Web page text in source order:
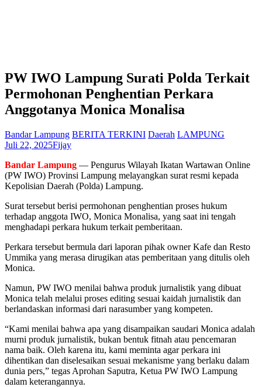
PW IWO Lampung Surati Polda Terkait
Permohonan Penghentian Perkara
Anggotanya Monica Monalisa
Bandar Lampung BERITA TERKINI Daerah LAMPUNG
Juli 22, 2025Fijay
Bandar Lampung — Pengurus Wilayah Ikatan Wartawan Online
(PW IWO) Provinsi Lampung melayangkan surat resmi kepada
Kepolisian Daerah (Polda) Lampung.
Surat tersebut berisi permohonan penghentian proses hukum
terhadap anggota IWO, Monica Monalisa, yang saat ini tengah
menghadapi perkara hukum terkait pemberitaan.
Perkara tersebut bermula dari laporan pihak owner Kafe dan Resto
Ummika yang merasa dirugikan atas pemberitaan yang ditulis oleh
Monica.
Namun, PW IWO menilai bahwa produk jurnalistik yang dibuat
Monica telah melalui proses editing sesuai kaidah jurnalistik dan
berlandaskan informasi dari narasumber yang kompeten.
“Kami menilai bahwa apa yang disampaikan saudari Monica adalah
murni produk jurnalistik, bukan bentuk fitnah atau pencemaran
nama baik. Oleh karena itu, kami meminta agar perkara ini
dihentikan dan diselesaikan sesuai mekanisme yang berlaku dalam
dunia pers,” tegas Aprohan Saputra, Ketua PW IWO Lampung
dalam keterangannya.